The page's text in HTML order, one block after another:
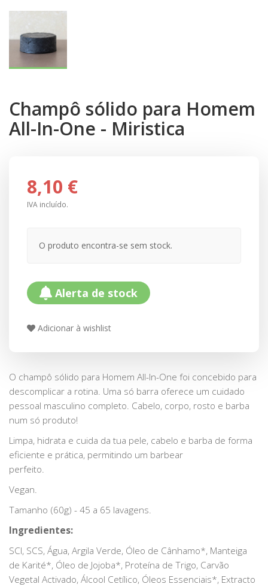
Champô sólido para Homem
All-In-One - Miristica
8,10 €
IVA incluído.
O produto encontra-se sem stock.
Alerta de stock
Adicionar à wishlist
O champô sólido para Homem All-In-One foi concebido para
descomplicar a rotina. Uma só barra oferece um cuidado
pessoal masculino completo. Cabelo, corpo, rosto e barba
num só produto!
Limpa, hidrata e cuida da tua pele, cabelo e barba de forma
eficiente e prática, permitindo um barbear
perfeito.
Vegan.
Tamanho (60g) - 45 a 65 lavagens.
Ingredientes:
SCI, SCS, Água, Argila Verde, Óleo de Cânhamo*, Manteiga
de Karité*, Óleo de Jojoba*, Proteína de Trigo, Carvão
Vegetal Activado, Álcool Cetílico, Óleos Essenciais*, Extracto